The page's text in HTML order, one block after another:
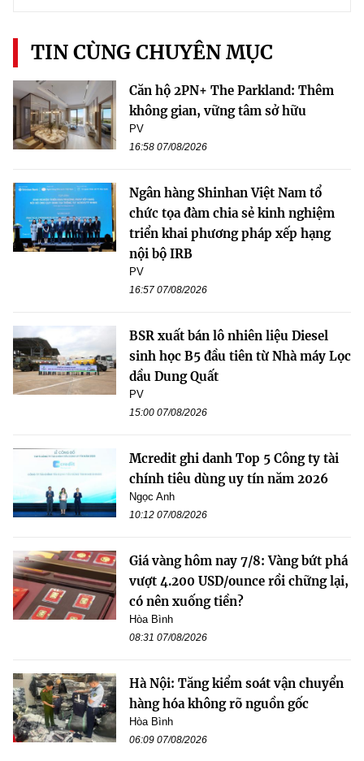
TIN CÙNG CHUYÊN MỤC
Căn hộ 2PN+ The Parkland: Thêm
không gian, vững tâm sở hữu
PV
16:58 07/08/2026
Ngân hàng Shinhan Việt Nam tổ
chức tọa đàm chia sẻ kinh nghiệm
triển khai phương pháp xếp hạng
nội bộ IRB
PV
16:57 07/08/2026
BSR xuất bán lô nhiên liệu Diesel
sinh học B5 đầu tiên từ Nhà máy Lọc
dầu Dung Quất
PV
15:00 07/08/2026
Mcredit ghi danh Top 5 Công ty tài
chính tiêu dùng uy tín năm 2026
Ngọc Anh
10:12 07/08/2026
Giá vàng hôm nay 7/8: Vàng bứt phá
vượt 4.200 USD/ounce rồi chững lại,
có nên xuống tiền?
Hòa Bình
08:31 07/08/2026
Hà Nội: Tăng kiểm soát vận chuyển
hàng hóa không rõ nguồn gốc
Hòa Bình
06:09 07/08/2026